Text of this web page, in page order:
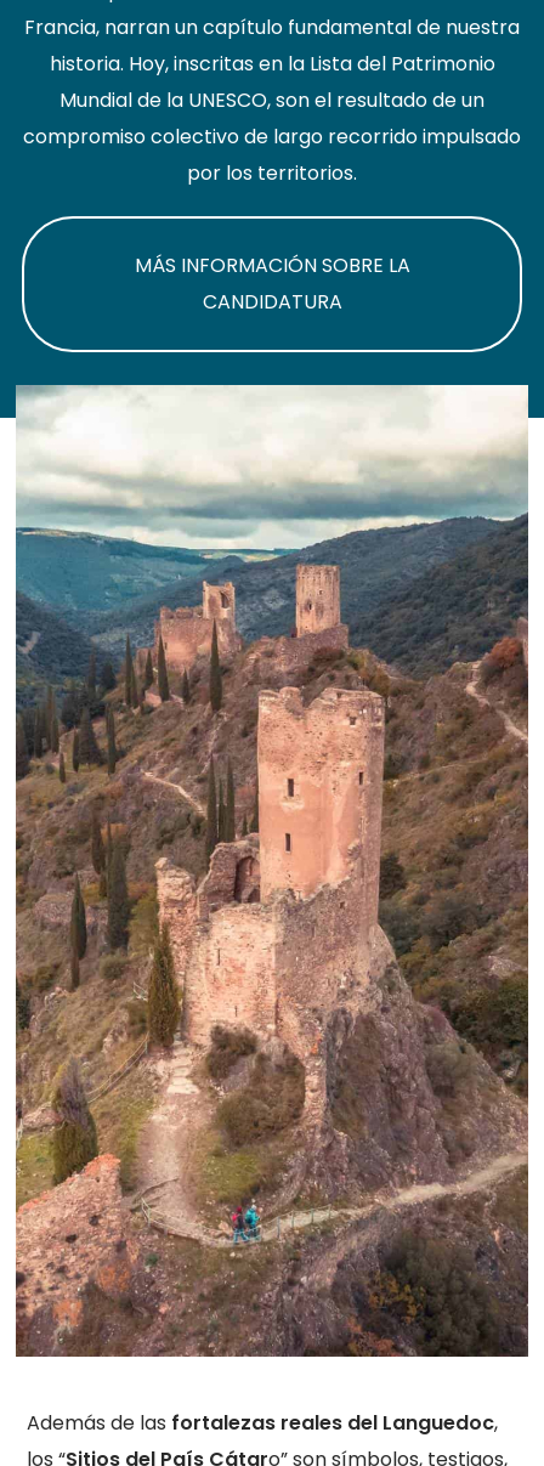
Francia, narran un capítulo fundamental de nuestra
historia. Hoy, inscritas en la Lista del Patrimonio
Mundial de la UNESCO, son el resultado de un
compromiso colectivo de largo recorrido impulsado
por los territorios.
MÁS INFORMACIÓN SOBRE LA
CANDIDATURA
Además de las fortalezas reales del Languedoc,
los “Sitios del País Cátaro” son símbolos, testigos,